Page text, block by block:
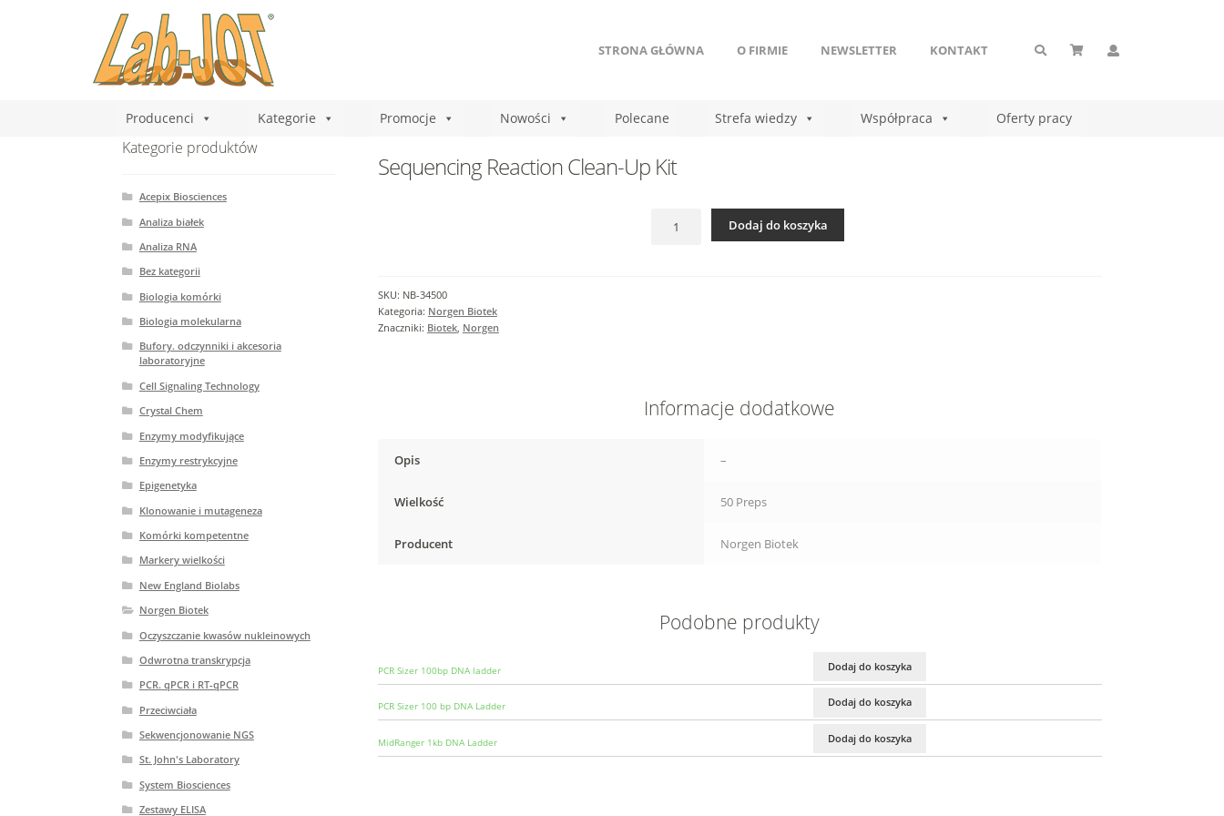
STRONA GŁÓWNA O FIRMIE NEWSLETTER KONTAKT
Producenci Kategorie Promocje Nowości Polecane Strefa wiedzy Współpraca Oferty pracy
Sequencing Reaction Clean-Up Kit
Sequencing
Dodaj do koszyka
SKU: NB-34500
Kategoria: Norgen Biotek
Znaczniki: Biotek, Norgen
Informacje dodatkowe
Opis –
Wielkość 50 Preps
Producent Norgen Biotek
Podobne produkty
PCR Sizer 100bp DNA ladder Dodaj do koszyka
PCR Sizer 100 bp DNA Ladder Dodaj do koszyka
MidRanger 1kb DNA Ladder Dodaj do koszyka
Kategorie produktów
Acepix Biosciences
Analiza białek
Analiza RNA
Bez kategorii
Biologia komórki
Biologia molekularna
Bufory. odczynniki i akcesoria
laboratoryjne
Cell Signaling Technology
Crystal Chem
Enzymy modyfikujące
Enzymy restrykcyjne
Epigenetyka
Klonowanie i mutageneza
Komórki kompetentne
Markery wielkości
New England Biolabs
Norgen Biotek
Oczyszczanie kwasów nukleinowych
Odwrotna transkrypcja
PCR. qPCR i RT-qPCR
Przeciwciała
Sekwencjonowanie NGS
St. John's Laboratory
System Biosciences
Zestawy ELISA